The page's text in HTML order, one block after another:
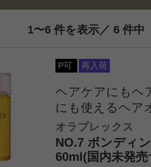
1〜6 件を表示／ 6 件中
P可 再入荷
ヘアケアにもヘ
にも使えるヘア
オラプレックス
NO.7 ボンディ
60ml(国内未発